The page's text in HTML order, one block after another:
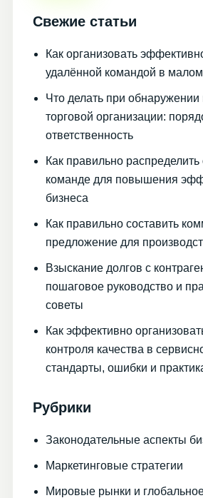
Свежие статьи
Как организовать
удалённой командой в
Что делать при обнаружении
торговой организации:
ответственность
Как правильно распределить
команде для повышения
бизнеса
Как правильно составить
предложение для
Взыскание долгов с
пошаговое руководство и
советы
Как эффективно
контроля качества в
стандарты, ошибки и
Рубрики
Законодательные аспекты
Маркетинговые стратегии
Мировые рынки и